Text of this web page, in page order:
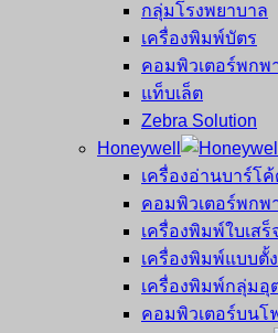
กลุ่มโรงพยาบาล
เครื่องพิมพ์บัตร
คอมพิวเตอร์พกพ
แท็บเล็ต
Zebra Solution
Honeywell
เครื่องอ่านบาร์โ
คอมพิวเตอร์พกพ
เครื่องพิมพ์ใบเส
เครื่องพิมพ์แบบตั้
เครื่องพิมพ์กลุ่มอุ
คอมพิวเตอร์บนโ